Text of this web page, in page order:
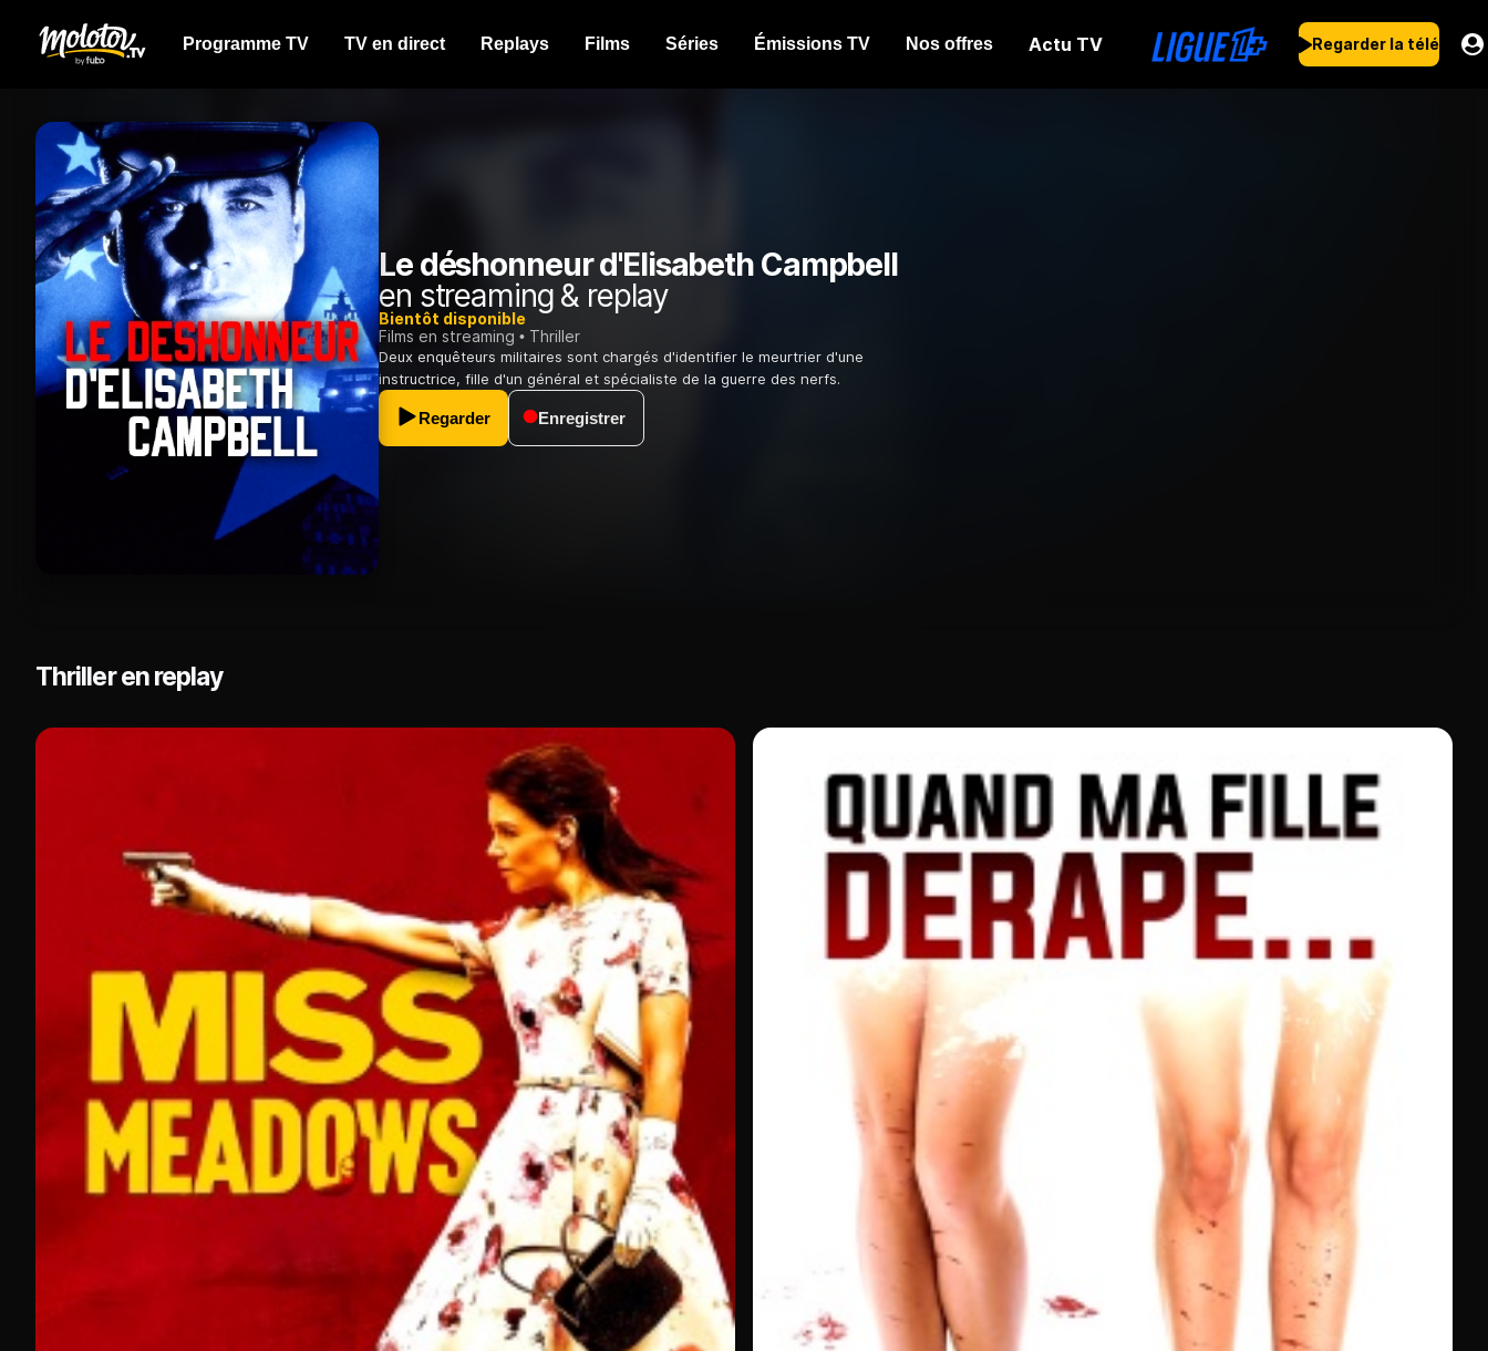
Programme TV TV en direct Replays Films Séries Émissions TV Nos offres Actu TV Regarder la télé
Le déshonneur d'Elisabeth Campbell
en streaming & replay
Bientôt disponible
Films en streaming
Thriller
Deux enquêteurs militaires sont chargés d'identifier le meurtrier d'une
instructrice, fille d'un général et spécialiste de la guerre des nerfs.
Regarder Enregistrer
Thriller en replay